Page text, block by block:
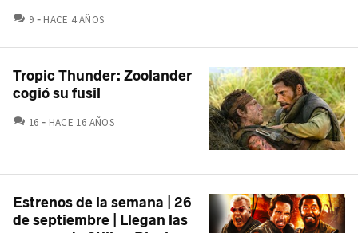
9 COMENTARIOS
HACE 4 AÑOS
Tropic Thunder: Zoolander
cogió su fusil
16 COMENTARIOS
HACE 16 AÑOS
Estrenos de la semana | 26
de septiembre | Llegan las